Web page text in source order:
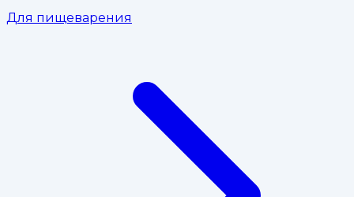
Для пищеварения